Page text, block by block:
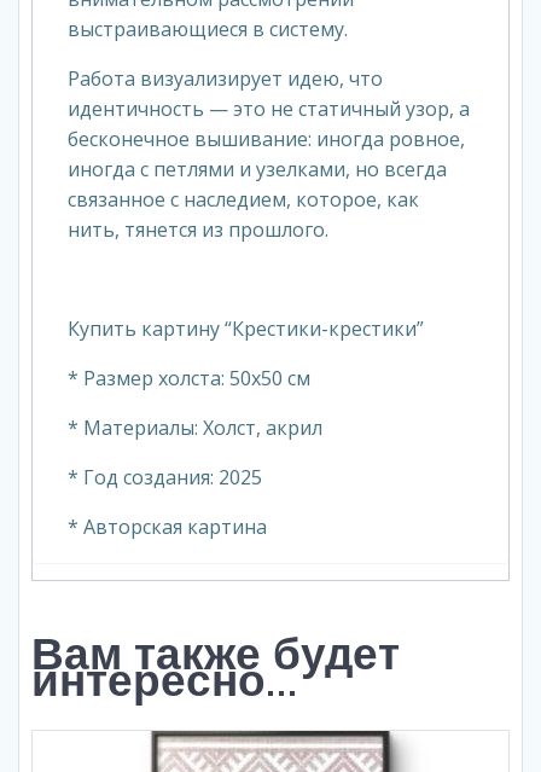
выстраивающиеся в систему.
Работа визуализирует идею, что
идентичность — это не статичный узор, а
бесконечное вышивание: иногда ровное,
иногда с петлями и узелками, но всегда
связанное с наследием, которое, как
нить, тянется из прошлого.
Купить картину “Крестики-крестики”
* Размер холста: 50х50 см
* Материалы: Холст, акрил
* Год создания: 2025
* Авторская картина
Вам также будет
интересно…